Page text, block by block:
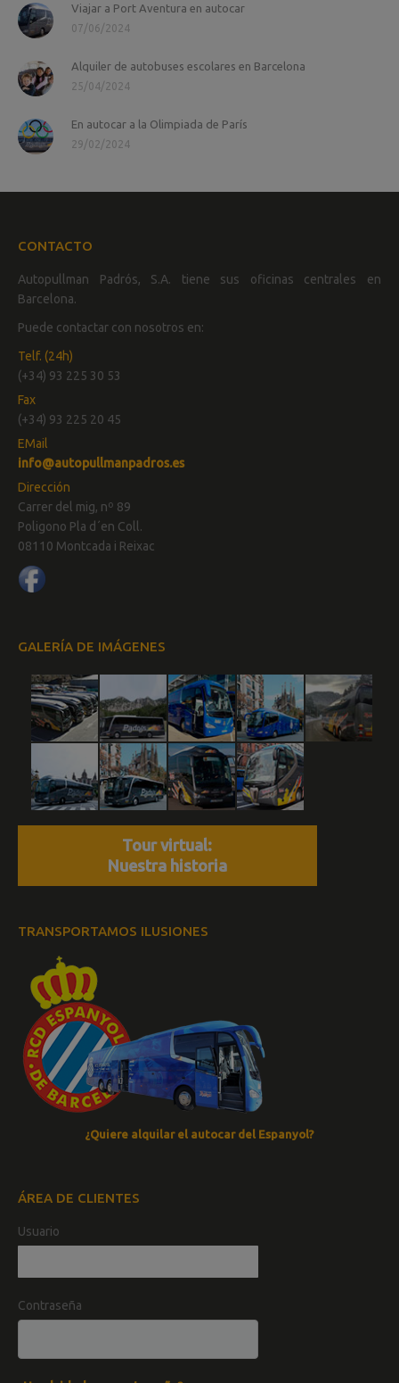
Viajar a Port Aventura en autocar
07/06/2024
Alquiler de autobuses escolares en Barcelona
25/04/2024
En autocar a la Olimpiada de París
29/02/2024
CONTACTO
Autopullman Padrós, S.A. tiene sus oficinas centrales en
Barcelona.
Puede contactar con nosotros en:
Telf. (24h)
(+34) 93 225 30 53
Fax
(+34) 93 225 20 45
EMail
info@autopullmanpadros.es
Dirección
Carrer del mig, nº 89
Poligono Pla d´en Coll.
08110 Montcada i Reixac
GALERÍA DE IMÁGENES
Tour virtual:
Nuestra historia
TRANSPORTAMOS ILUSIONES
¿Quiere alquilar el autocar del Espanyol?
ÁREA DE CLIENTES
Usuario
Contraseña